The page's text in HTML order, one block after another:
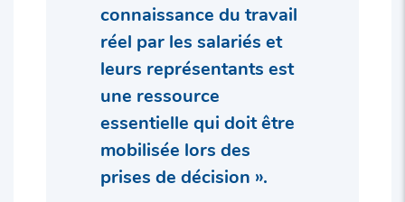
connaissance du travail
réel par les salariés et
leurs représentants est
une ressource
essentielle qui doit être
mobilisée lors des
prises de décision ».